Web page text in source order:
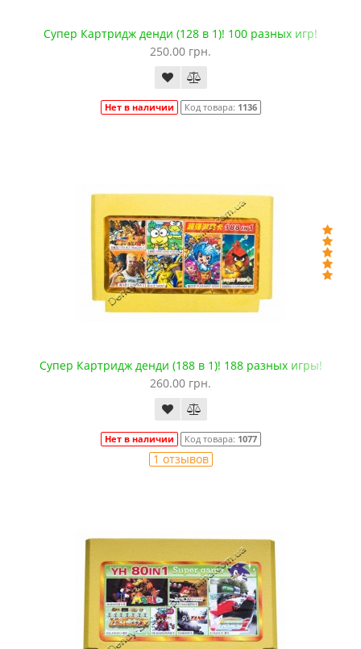
Супер Картридж денди (128 в 1)! 100 разных игр!
250.00 грн.
Нет в наличии Код товара: 1136
Супер Картридж денди (188 в 1)! 188 разных игры!
260.00 грн.
Нет в наличии Код товара: 1077
1 отзывов